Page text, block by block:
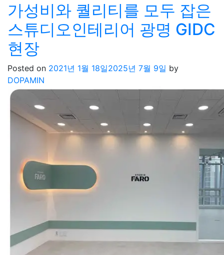
가성비와 퀄리티를 모두 잡은
스튜디오인테리어 광명 GIDC
현장
Posted on 2021년 1월 18일2025년 7월 9일 by
DOPAMIN